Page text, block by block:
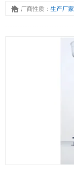
厂商性质：生产厂家